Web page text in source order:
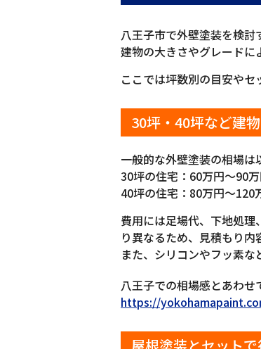
八王子市で外壁塗装を検討
建物の大きさやグレードに
ここでは坪数別の目安やセ
30坪・40坪など建
一般的な外壁塗装の相場は
30坪の住宅：60万円〜90
40坪の住宅：80万円〜120
費用には足場代、下地処
り異なるため、見積もり内
また、シリコンやフッ素
八王子での相場感とあわ
https://
屋根塗装とセット